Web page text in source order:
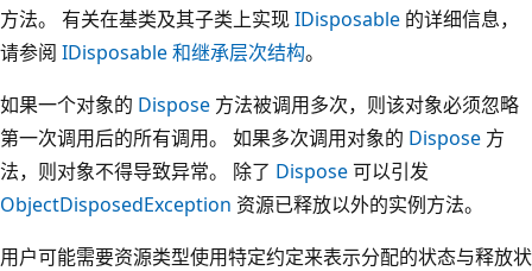
方法。 有关在基类及其子类上实现IDisposable 的详细信息，
请参阅 IDisposable 和继承层次结构。
如果一个对象的 Dispose 方法被调用多次，则该对象必须忽略
第一次调用后的所有调用。 如果多次调用对象的 Dispose 方
法，则对象不得导致异常。 除了 Dispose可以引发
ObjectDisposedException 资源已释放以外的实例方法。
用户可能需要资源类型使用特定约定来表示分配的状态与释放状